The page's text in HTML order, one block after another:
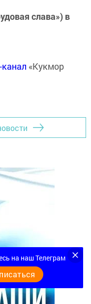
слава») в
«Кукмор
на наш Телеграм